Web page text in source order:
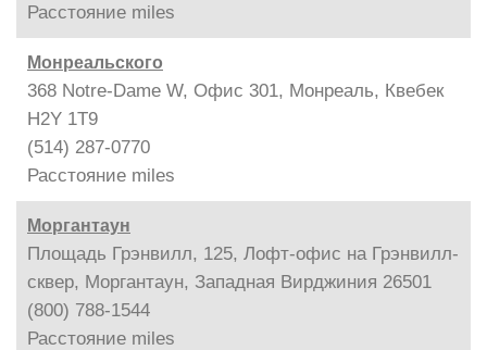
Расстояние miles
Монреальского
368 Notre-Dame W, Офис 301, Монреаль, Квебек
H2Y 1T9
(514) 287-0770
Расстояние miles
Моргантаун
Площадь Грэнвилл, 125, Лофт-офис на Грэнвилл-
сквер, Моргантаун, Западная Вирджиния 26501
(800) 788-1544
Расстояние miles